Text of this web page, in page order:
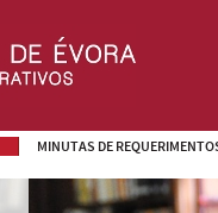
MINUTAS DE